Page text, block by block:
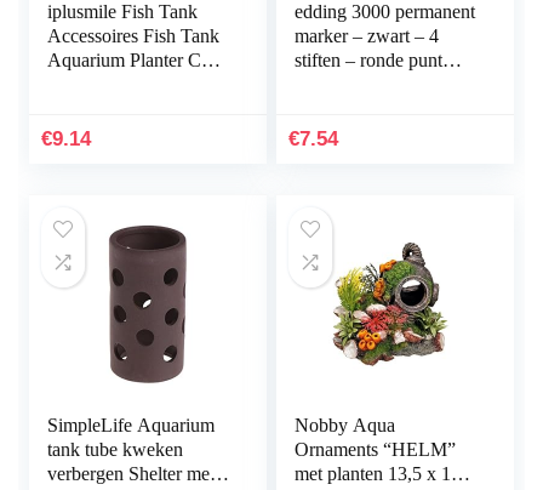
iplusmile Fish Tank
Accessoires Fish Tank
Aquarium Planter Cup
€9.14
edding 3000 permanent
marker – zwart – 4
stiften – ronde punt
permanent marker –
€7.54
SimpleLife Aquarium
tank tube kweken
verbergen Shelter met
Nobby Aqua
Ornaments “HELM”
met planten 13,5 x 11 x